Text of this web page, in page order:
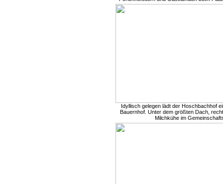
Idyllisch gelegen lädt der Hoschbachhof
Bauernhof. Unter dem größten Dach,
Milchkühe im